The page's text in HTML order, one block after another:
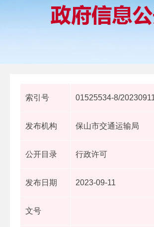
索引号 01525534-8/
发布机构 保山市交通运输局
公开目录 行政许可
发布日期 2023-09-11
文号